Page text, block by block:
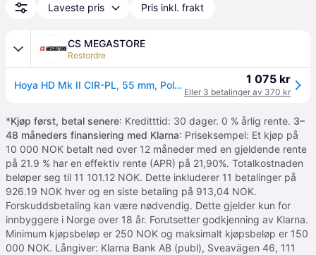
Laveste pris Pris inkl. frakt
CS MEGASTORE
Restordre
Hoya HD Mk II CIR-PL, 55 mm, Polariserende, 1 stykker 1 075 kr
Eller 3 betalinger av 370 kr
*Kjøp først, betal senere: Kreditttid: 30 dager. 0 % årlig rente. 3–
48 måneders finansiering med Klarna: Priseksempel: Et kjøp på
10 000 NOK betalt ned over 12 måneder med en gjeldende rente
på 21.9 % har en effektiv rente (APR) på 21,90%. Totalkostnaden
beløper seg til 11 101.12 NOK. Dette inkluderer 11 betalinger på
926.19 NOK hver og en siste betaling på 913,04 NOK.
Forskuddsbetaling kan være nødvendig. Dette gjelder kun for
innbyggere i Norge over 18 år. Forutsetter godkjenning av Klarna.
Minimum kjøpsbeløp er 250 NOK og maksimalt kjøpsbeløp er 150
000 NOK. Långiver: Klarna Bank AB (publ), Sveavägen 46, 111